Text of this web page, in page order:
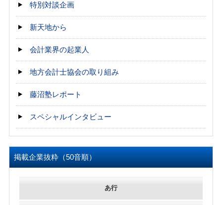
特別対談企画
新天地から
会計業界の起業人
地方会計士協会の取り組み
藤沼塾レポート
スペシャルインタビュー
掲載企業抜粋（50音順）
あ行